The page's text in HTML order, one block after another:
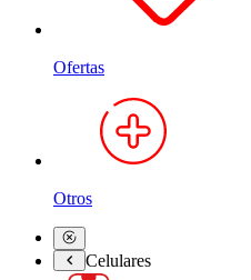
Ofertas
Otros
Celulares